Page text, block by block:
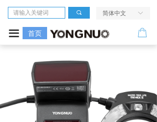
끀
首页
相机
LED摄像灯
闪光灯
ꂆ
首页
끠 ꀅ
简体中文